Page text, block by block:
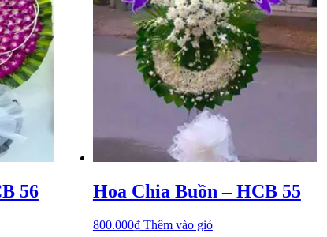
56 Hoa Chia Buồn – HCB 55
800.000₫ Thêm vào giỏ